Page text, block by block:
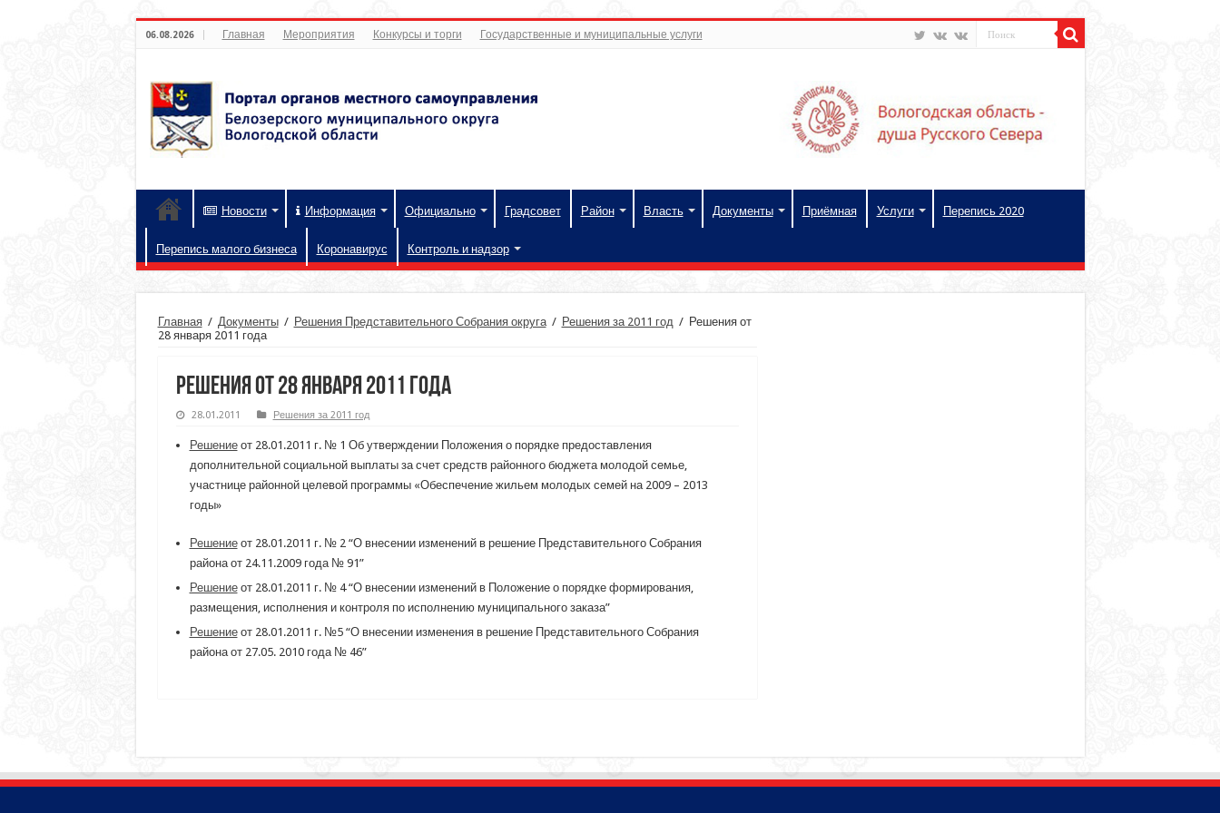
06.08.2026 Главная Мероприятия Конкурсы и торги Государственные и муниципальные услуги
Новости Информация Официально Градсовет Район Власть Документы Приёмная Услуги Перепись 2020
Перепись малого бизнеса Коронавирус Контроль и надзор
Главная / Документы / Решения Представительного Собрания округа / Решения за 2011 год / Решения от
28 января 2011 года
Решения от 28 января 2011 года
28.01.2011 Решения за 2011 год
Решениеот 28.01.2011 г. № 1 Об утверждении Положения о порядке предоставления
дополнительной социальной выплаты за счет средств районного бюджета молодой семье,
участнице районной целевой программы «Обеспечение жильем молодых семей на 2009 – 2013
годы»
Решениеот 28.01.2011 г. № 2 “О внесении изменений в решение Представительного Собрания
района от 24.11.2009 года № 91”
Решениеот 28.01.2011 г. № 4 “О внесении изменений в Положение о порядке формирования,
размещения, исполнения и контроля по исполнению муниципального заказа”
Решениеот 28.01.2011 г. №5 “О внесении изменения в решение Представительного Собрания
района от 27.05. 2010 года № 46”